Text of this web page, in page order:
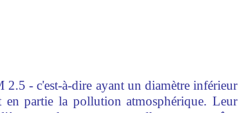
2.5 - c'est-à-dire ayant un diamètre inférieur
partie la pollution atmosphérique. Leur